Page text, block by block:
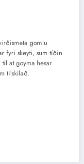
gomlu
fyri skeyti, sum tíðin
at goyma hesar
tilskilað.